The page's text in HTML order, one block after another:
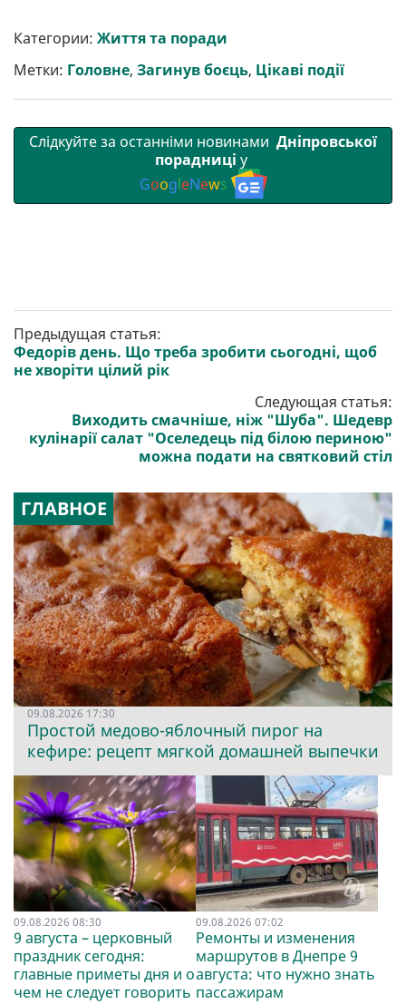
р
и
и
b
o
k
t
e
l g
r
m
s
A
p
p
Категории: Життя та поради
Метки: Головне, Загинув боєць, Цікаві події
Слідкуйте за останніми новинами Дніпровської
порадниці у
GoogleNews
Предыдущая статья:
Федорів день. Що треба зробити сьогодні, щоб
не хворіти цілий рік
Следующая статья:
Виходить смачніше, ніж "Шуба". Шедевр
кулінарії салат "Оселедець під білою периною"
можна подати на святковий стіл
ГЛАВНОЕ
09.08.2026 17:30
Простой медово-яблочный пирог на
кефире: рецепт мягкой домашней выпечки
09.08.2026 08:30
9 августа – церковный
праздник сегодня:
главные приметы дня и о
чем не следует говорить
09.08.2026 07:02
Ремонты и изменения
маршрутов в Днепре 9
августа: что нужно знать
пассажирам